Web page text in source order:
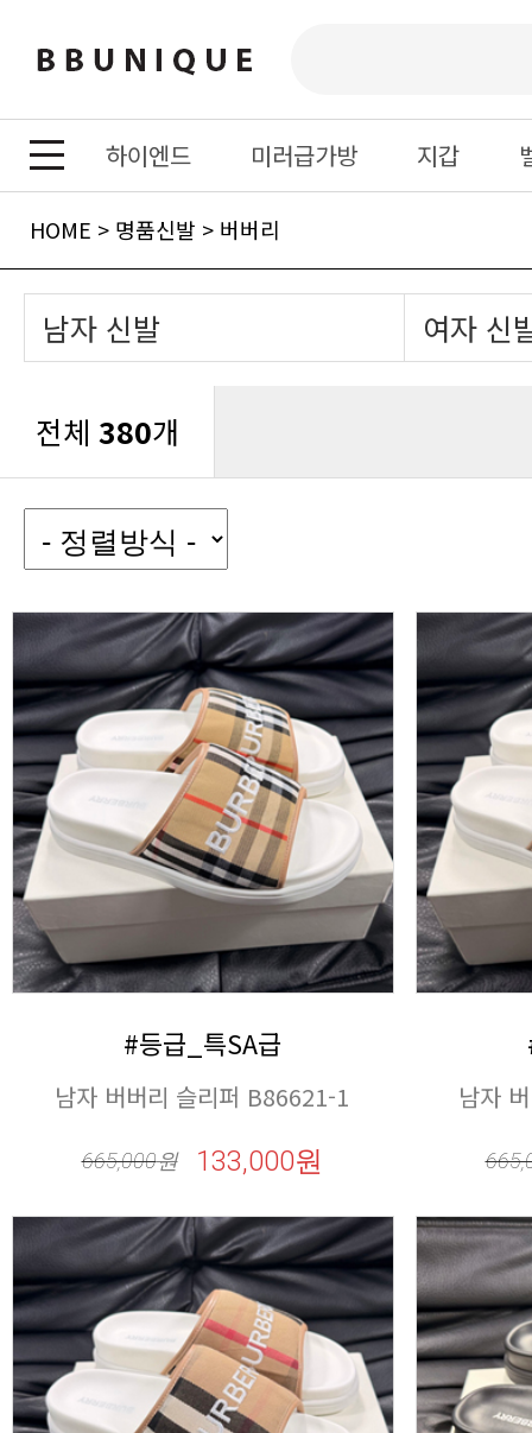
하이엔드 미러급가방 지갑
HOME > 명품신발 > 버버리
남자 신발 여자 신
전체 380개
#등급_특SA급
남자 버버리 슬리퍼 B86621-1
665,000원 133,000원
남자